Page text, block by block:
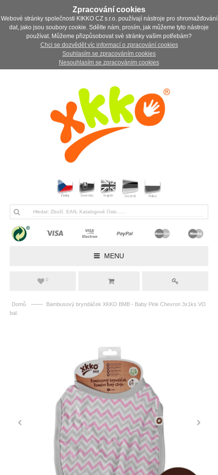
Zpracování cookies
Webové stránky společnosti KIKKO CZ s.r.o. používají nástroje pro shromažďování
dat, jako jsou soubory cookie. Sdělte nám, prosím, jak můžeme tyto nástroje
používat. Můžeme přizpůsobovat své stránky vašim potřebám?
Chci se dozvědět víc informací o zpracování cookies
Souhlasím se zpracováním cookies
Nesouhlasím se zpracováním cookies
MENU
0
Domů ——
Bambusový bryndáček XKKO BMB - Baby Pink Chevron 3x1ks VO
bal.